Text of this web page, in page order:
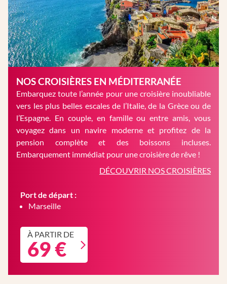
NOS CROISIÈRES EN MÉDITERRANÉE
Embarquez toute l’année pour une croisière inoubliable
vers les plus belles escales de l’Italie, de la Grèce ou de
l’Espagne. En couple, en famille ou entre amis, vous
voyagez dans un navire moderne et profitez de la
pension complète et des boissons incluses.
Embarquement immédiat pour une croisière de rêve !
DÉCOUVRIR NOS CROISIÈRES
Port de départ :
Marseille
À PARTIR DE
69 €